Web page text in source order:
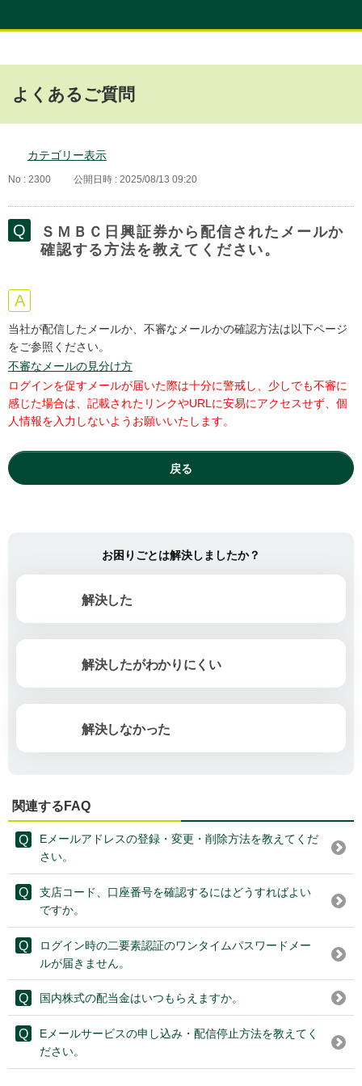
よくあるご質問
カテゴリー表示
No : 2300 公開日時 : 2025/08/13 09:20
ＳＭＢＣ日興証券から配信されたメールか
確認する方法を教えてください。
当社が配信したメールか、不審なメールかの確認方法は以下ページ
をご参照ください。
不審なメールの見分け方
ログインを促すメールが届いた際は十分に警戒し、少しでも不審に
感じた場合は、記載されたリンクやURLに安易にアクセスせず、個
人情報を入力しないようお願いいたします。
戻る
お困りごとは解決しましたか？
解決した
解決したがわかりにくい
解決しなかった
関連するFAQ
Eメールアドレスの登録・変更・削除方法を教えてくだ
さい。
支店コード、口座番号を確認するにはどうすればよい
ですか。
ログイン時の二要素認証のワンタイムパスワードメー
ルが届きません。
国内株式の配当金はいつもらえますか。
Eメールサービスの申し込み・配信停止方法を教えてく
ださい。